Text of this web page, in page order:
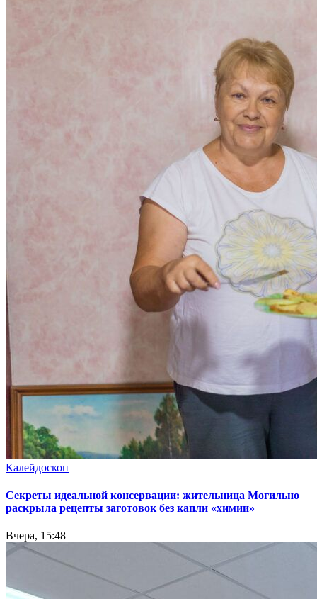
Калейдоскоп
Секреты идеальной консервации: жительница Могильно
раскрыла рецепты заготовок без капли «химии»
Вчера, 15:48